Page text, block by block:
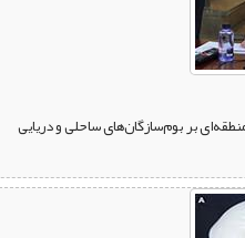
بر بوم‌سازگان‌های ساحلی و دریایی